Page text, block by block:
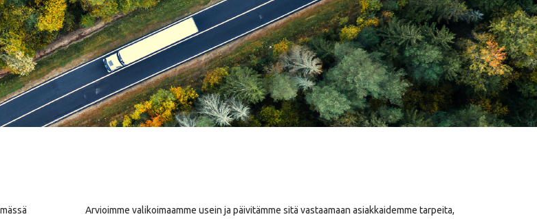
Arvioimme valikoimaamme usein ja päivitämme sitä vastaamaan asiakkaidemme tarpeita,